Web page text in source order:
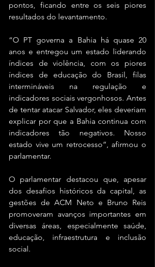
pontos, ficando entre os seis piores
resultados do levantamento.
“O PT governa a Bahia há quase 20
anos e entregou um estado liderando
índices de violência, com os piores
índices de educação do Brasil, filas
intermináveis na regulação e
indicadores sociais vergonhosos. Antes
de tentar atacar Salvador, eles deveriam
explicar por que a Bahia continua com
indicadores tão negativos. Nosso
estado vive um retrocesso”, afirmou o
parlamentar.
O parlamentar destacou que, apesar
dos desafios históricos da capital, as
gestões de ACM Neto e Bruno Reis
promoveram avanços importantes em
diversas áreas, especialmente saúde,
educação, infraestrutura e inclusão
social.